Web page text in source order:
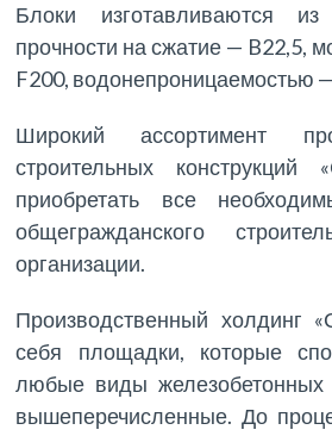
Блоки изготавливаются
прочности на сжатие — B22,5,
F200, водонепроницаемостью
Широкий ассортимент
строительных конструкций
приобретать все
общегражданского
организации.
Производственный холдинг
себя площадки, которые
любые виды железобетонных
вышеперечисленные. До